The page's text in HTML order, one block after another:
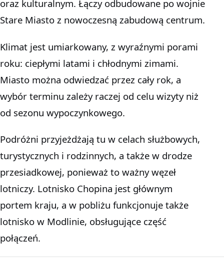
oraz kulturalnym. Łączy odbudowane po wojnie
Stare Miasto z nowoczesną zabudową centrum.
Klimat jest umiarkowany, z wyraźnymi porami
roku: ciepłymi latami i chłodnymi zimami.
Miasto można odwiedzać przez cały rok, a
wybór terminu zależy raczej od celu wizyty niż
od sezonu wypoczynkowego.
Podróżni przyjeżdżają tu w celach służbowych,
turystycznych i rodzinnych, a także w drodze
przesiadkowej, ponieważ to ważny węzeł
lotniczy. Lotnisko Chopina jest głównym
portem kraju, a w pobliżu funkcjonuje także
lotnisko w Modlinie, obsługujące część
połączeń.